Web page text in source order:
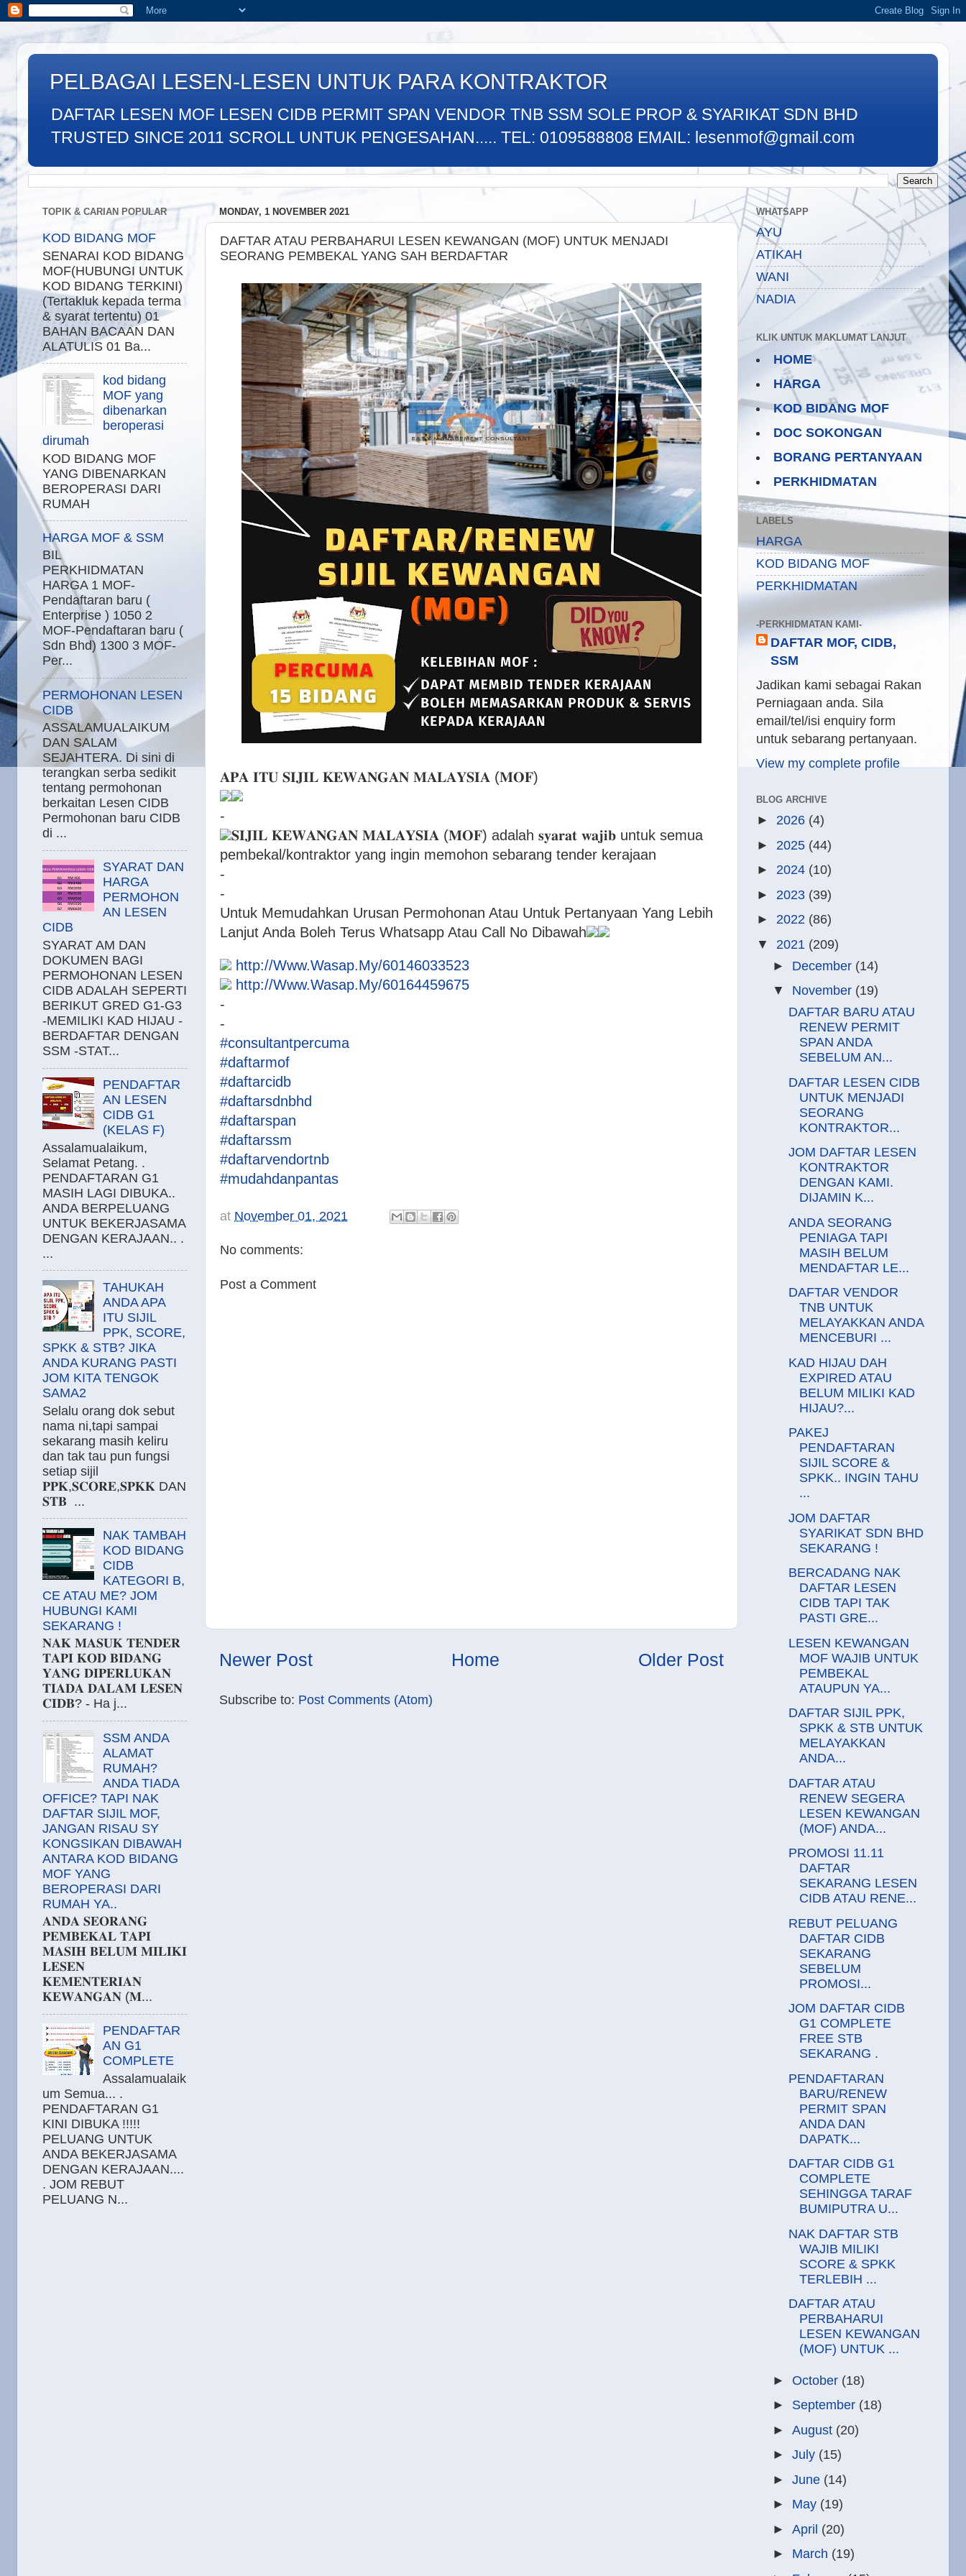
PELBAGAI LESEN-LESEN UNTUK PARA KONTRAKTOR
DAFTAR LESEN MOF LESEN CIDB PERMIT SPAN VENDOR TNB SSM SOLE PROP & SYARIKAT SDN BHD
TRUSTED SINCE 2011 SCROLL UNTUK PENGESAHAN..... TEL: 0109588808 EMAIL: lesenmof@gmail.com
MONDAY, 1 NOVEMBER 2021
DAFTAR ATAU PERBAHARUI LESEN KEWANGAN (MOF) UNTUK MENJADI
SEORANG PEMBEKAL YANG SAH BERDAFTAR
𝐀𝐏𝐀 𝐈𝐓𝐔 𝐒𝐈𝐉𝐈𝐋 𝐊𝐄𝐖𝐀𝐍𝐆𝐀𝐍 𝐌𝐀𝐋𝐀𝐘𝐒𝐈𝐀 (𝐌𝐎𝐅)
-
𝐒𝐈𝐉𝐈𝐋 𝐊𝐄𝐖𝐀𝐍𝐆𝐀𝐍 𝐌𝐀𝐋𝐀𝐘𝐒𝐈𝐀 (𝐌𝐎𝐅) adalah 𝐬𝐲𝐚𝐫𝐚𝐭 𝐰𝐚𝐣𝐢𝐛 untuk semua
pembekal/kontraktor yang ingin memohon sebarang tender kerajaan
-
-
Untuk Memudahkan Urusan Permohonan Atau Untuk Pertanyaan Yang Lebih
Lanjut Anda Boleh Terus Whatsapp Atau Call No Dibawah
http://Www.Wasap.My/60146033523
http://Www.Wasap.My/60164459675
-
-
#consultantpercuma
#daftarmof
#daftarcidb
#daftarsdnbhd
#daftarspan
#daftarssm
#daftarvendortnb
#mudahdanpantas
at November 01, 2021
No comments:
Post a Comment
Newer Post Older Post
Home
Subscribe to: Post Comments (Atom)
TOPIK & CARIAN POPULAR
KOD BIDANG MOF
SENARAI KOD BIDANG
MOF(HUBUNGI UNTUK
KOD BIDANG TERKINI)
(Tertakluk kepada terma
& syarat tertentu) 01
BAHAN BACAAN DAN
ALATULIS 01 Ba...
kod bidang
MOF yang
dibenarkan
beroperasi
dirumah
KOD BIDANG MOF
YANG DIBENARKAN
BEROPERASI DARI
RUMAH
HARGA MOF & SSM
BIL
PERKHIDMATAN
HARGA 1 MOF-
Pendaftaran baru (
Enterprise ) 1050 2
MOF-Pendaftaran baru (
Sdn Bhd) 1300 3 MOF-
Per...
PERMOHONAN LESEN
CIDB
ASSALAMUALAIKUM
DAN SALAM
SEJAHTERA. Di sini di
terangkan serba sedikit
tentang permohonan
berkaitan Lesen CIDB
Permohonan baru CIDB
di ...
SYARAT DAN
HARGA
PERMOHON
AN LESEN
CIDB
SYARAT AM DAN
DOKUMEN BAGI
PERMOHONAN LESEN
CIDB ADALAH SEPERTI
BERIKUT GRED G1-G3
-MEMILIKI KAD HIJAU -
BERDAFTAR DENGAN
SSM -STAT...
PENDAFTAR
AN LESEN
CIDB G1
(KELAS F)
Assalamualaikum,
Selamat Petang. .
PENDAFTARAN G1
MASIH LAGI DIBUKA..
ANDA BERPELUANG
UNTUK BEKERJASAMA
DENGAN KERAJAAN.. .
...
TAHUKAH
ANDA APA
ITU SIJIL
PPK, SCORE,
SPKK & STB? JIKA
ANDA KURANG PASTI
JOM KITA TENGOK
SAMA2
Selalu orang dok sebut
nama ni,tapi sampai
sekarang masih keliru
dan tak tau pun fungsi
setiap sijil
𝐏𝐏𝐊,𝐒𝐂𝐎𝐑𝐄,𝐒𝐏𝐊𝐊 DAN
𝐒𝐓𝐁 ...
NAK TAMBAH
KOD BIDANG
CIDB
KATEGORI B,
CE ATAU ME? JOM
HUBUNGI KAMI
SEKARANG !
𝐍𝐀𝐊 𝐌𝐀𝐒𝐔𝐊 𝐓𝐄𝐍𝐃𝐄𝐑
𝐓𝐀𝐏𝐈 𝐊𝐎𝐃 𝐁𝐈𝐃𝐀𝐍𝐆
𝐘𝐀𝐍𝐆 𝐃𝐈𝐏𝐄𝐑𝐋𝐔𝐊𝐀𝐍
𝐓𝐈𝐀𝐃𝐀 𝐃𝐀𝐋𝐀𝐌 𝐋𝐄𝐒𝐄𝐍
𝐂𝐈𝐃𝐁? - Ha j...
SSM ANDA
ALAMAT
RUMAH?
ANDA TIADA
OFFICE? TAPI NAK
DAFTAR SIJIL MOF,
JANGAN RISAU SY
KONGSIKAN DIBAWAH
ANTARA KOD BIDANG
MOF YANG
BEROPERASI DARI
RUMAH YA..
𝐀𝐍𝐃𝐀 𝐒𝐄𝐎𝐑𝐀𝐍𝐆
𝐏𝐄𝐌𝐁𝐄𝐊𝐀𝐋 𝐓𝐀𝐏𝐈
𝐌𝐀𝐒𝐈𝐇 𝐁𝐄𝐋𝐔𝐌 𝐌𝐈𝐋𝐈𝐊𝐈
𝐋𝐄𝐒𝐄𝐍
𝐊𝐄𝐌𝐄𝐍𝐓𝐄𝐑𝐈𝐀𝐍
𝐊𝐄𝐖𝐀𝐍𝐆𝐀𝐍 (𝐌...
PENDAFTAR
AN G1
COMPLETE
Assalamualaik
um Semua... .
PENDAFTARAN G1
KINI DIBUKA !!!!!
PELUANG UNTUK
ANDA BEKERJASAMA
DENGAN KERAJAAN....
. JOM REBUT
PELUANG N...
WHATSAPP
AYU
ATIKAH
WANI
NADIA
KLIK UNTUK MAKLUMAT LANJUT
HOME
HARGA
KOD BIDANG MOF
DOC SOKONGAN
BORANG PERTANYAAN
PERKHIDMATAN
LABELS
HARGA
KOD BIDANG MOF
PERKHIDMATAN
-PERKHIDMATAN KAMI-
DAFTAR MOF, CIDB,
SSM
Jadikan kami sebagai Rakan
Perniagaan anda. Sila
email/tel/isi enquiry form
untuk sebarang pertanyaan.
View my complete profile
BLOG ARCHIVE
► 2026 (4)
► 2025 (44)
► 2024 (10)
► 2023 (39)
► 2022 (86)
▼ 2021 (209)
► December (14)
▼ November (19)
DAFTAR BARU ATAU
RENEW PERMIT
SPAN ANDA
SEBELUM AN...
DAFTAR LESEN CIDB
UNTUK MENJADI
SEORANG
KONTRAKTOR...
JOM DAFTAR LESEN
KONTRAKTOR
DENGAN KAMI.
DIJAMIN K...
ANDA SEORANG
PENIAGA TAPI
MASIH BELUM
MENDAFTAR LE...
DAFTAR VENDOR
TNB UNTUK
MELAYAKKAN ANDA
MENCEBURI ...
KAD HIJAU DAH
EXPIRED ATAU
BELUM MILIKI KAD
HIJAU?...
PAKEJ
PENDAFTARAN
SIJIL SCORE &
SPKK.. INGIN TAHU
...
JOM DAFTAR
SYARIKAT SDN BHD
SEKARANG !
BERCADANG NAK
DAFTAR LESEN
CIDB TAPI TAK
PASTI GRE...
LESEN KEWANGAN
MOF WAJIB UNTUK
PEMBEKAL
ATAUPUN YA...
DAFTAR SIJIL PPK,
SPKK & STB UNTUK
MELAYAKKAN
ANDA...
DAFTAR ATAU
RENEW SEGERA
LESEN KEWANGAN
(MOF) ANDA...
PROMOSI 11.11
DAFTAR
SEKARANG LESEN
CIDB ATAU RENE...
REBUT PELUANG
DAFTAR CIDB
SEKARANG
SEBELUM
PROMOSI...
JOM DAFTAR CIDB
G1 COMPLETE
FREE STB
SEKARANG .
PENDAFTARAN
BARU/RENEW
PERMIT SPAN
ANDA DAN
DAPATK...
DAFTAR CIDB G1
COMPLETE
SEHINGGA TARAF
BUMIPUTRA U...
NAK DAFTAR STB
WAJIB MILIKI
SCORE & SPKK
TERLEBIH ...
DAFTAR ATAU
PERBAHARUI
LESEN KEWANGAN
(MOF) UNTUK ...
► October (18)
► September (18)
► August (20)
► July (15)
► June (14)
► May (19)
► April (20)
► March (19)